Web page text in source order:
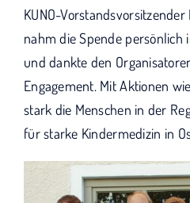
KUNO-Vorstandsvorsitzender
nahm die Spende persönlich
und dankte den
Engagement. Mit Aktionen
stark die Menschen in der
für starke Kindermedizin in